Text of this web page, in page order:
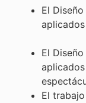
El
El
El